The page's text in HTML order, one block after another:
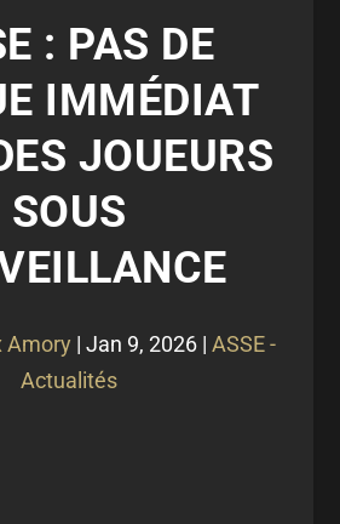
: PAS DE
IMMÉDIAT
JOUEURS
SOUS
Amory | Jan 9, 2026| ASSE -
Actualités